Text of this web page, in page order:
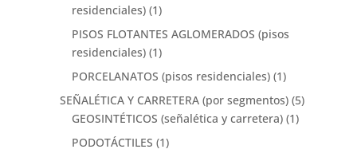
residenciales) (1)
PISOS FLOTANTES AGLOMERADOS (pisos
residenciales) (1)
PORCELANATOS (pisos residenciales) (1)
SEÑALÉTICA Y CARRETERA (por segmentos) (5)
GEOSINTÉTICOS (señalética y carretera) (1)
PODOTÁCTILES (1)